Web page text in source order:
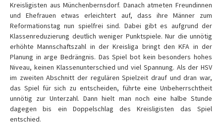
Kreisligisten aus Münchenbernsdorf. Danach atmeten Freundinnen
und Ehefrauen etwas erleichtert auf, dass ihre Männer zum
Reformationstag nun spielfrei sind. Dabei gibt es aufgrund der
Klassenreduzierung deutlich weniger Punktspiele. Nur die unnötig
erhöhte Mannschaftszahl in der Kreisliga bringt den KFA in der
Planung in arge Bedrängnis. Das Spiel bot kein besonders hohes
Niveau, keinen Klassenunterschied und viel Spannung. Als der HSV
im zweiten Abschnitt der regulären Spielzeit drauf und dran war,
das Spiel für sich zu entscheiden, führte eine Unbeherrschtheit
unnötig zur Unterzahl. Dann hielt man noch eine halbe Stunde
dagegen bis ein Doppelschlag des Kreisligisten das Spiel
entschied.